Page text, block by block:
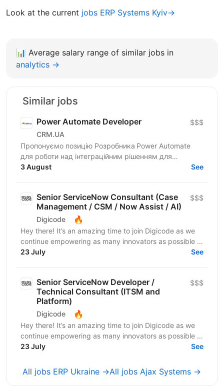
Look at the current jobs ERP Systems Kyiv→
📊 Average salary range of similar jobs in
analytics →
Similar jobs
Power Automate Developer
CRM.UA
$$$
Пропонуємо позицію Розробника Power Automate
для роботи над інтеграційним рішенням для
автоматизованого обміну даними між ERP/
3 August See
Senior ServiceNow Consultant (Case
Management / CSM / Now Assist / AI)
Digicode 🔥
$$$
Hey there! It’s an amazing time to join Digicode as we
continue empowering as many innovators as possible to
change the world. We deliver outstanding...
23 July See
Senior ServiceNow Developer /
Technical Consultant (ITSM and
Platform)
Digicode 🔥
$$$
Hey there! It’s an amazing time to join Digicode as we
continue empowering as many innovators as possible to
change the world. We deliver outstanding...
23 July See
All jobs ERP Ukraine →All jobs Ajax Systems →